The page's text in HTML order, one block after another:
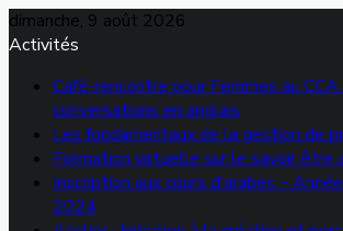
dimanche, 9 août 2026
Activités
Café-rencontre pour Femmes au
conversations en anglais
Les fondamentaux de la gestion de
Formation virtuelle sur le savoir être
Inscription aux cours d’arabes –
2024